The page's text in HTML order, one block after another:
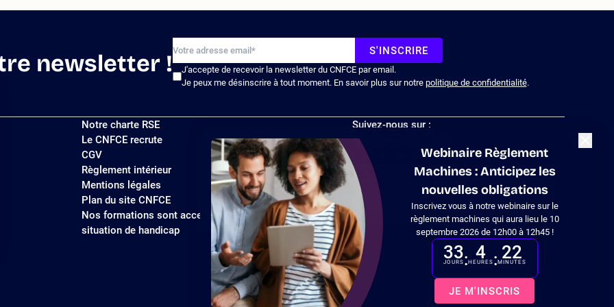
de confidentialité, en garantissant la conformité avec les réglementations. Personnalisez vos préférences pour contrôler la manière
newsletter ! S'INSCRIRE
J'accepte de recevoir la newsletter du CNFCE par email.
Je peux me désinscrire à tout moment. En savoir plus sur notre politique de confidentialité.
Notre charte RSE
Le CNFCE recrute
CGV
Règlement intérieur
Mentions légales
Plan du site CNFCE
Nos formations sont accessibles aux personnes en
situation de handicap
Suivez-nous sur :
Formations pour les entreprises
Webinaire Règlement
Machines : Anticipez les
nouvelles obligations
Inscrivez vous à notre webinaire sur le
règlement machines qui aura lieu le 10
septembre 2026 de 12h00 à 12h45 !
33
JOURS : 4
HEURES : 22
MINUTES
JE M'INSCRIS